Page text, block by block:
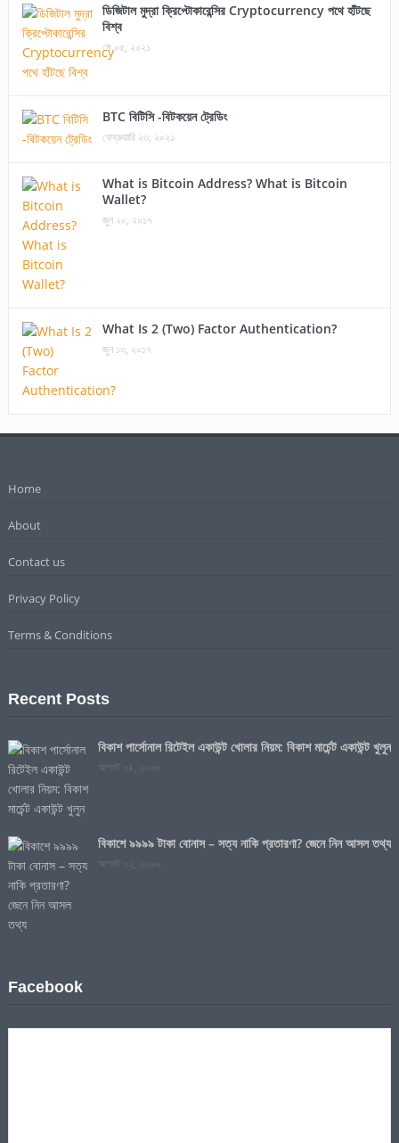
ডিজিটাল মুদ্রা ক্রিপ্টোকারেন্সির Cryptocurrency পথে হাঁটছে
বিশ্ব
মে ০৫, ২০২১
BTC বিটিসি -বিটকয়েন ট্রেডিং
ফেব্রুয়ারি ২৩, ২০২১
What is Bitcoin Address? What is Bitcoin
Wallet?
জুন ২০, ২০১৭
What Is 2 (Two) Factor Authentication?
জুন ১৩, ২০১৭
Home
About
Contact us
Privacy Policy
Terms & Conditions
Recent Posts
বিকাশ পার্সোনাল রিটেইল একাউন্ট খোলার নিয়ম: বিকাশ মার্চেন্ট একাউন্ট খুলুন
আগস্ট ০৪, ২০২৬
বিকাশে ৯৯৯৯ টাকা বোনাস – সত্য নাকি প্রতারণা? জেনে নিন আসল তথ্য
আগস্ট ০২, ২০২৬
Facebook